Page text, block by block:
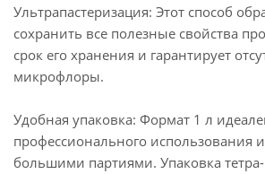
Ультрапастеризация: Этот способ
сохранить все полезные свойства
срок его хранения и гарантирует
микрофлоры.
Удобная упаковка: Формат 1 л
профессионального использования
большими партиями. Упаковка